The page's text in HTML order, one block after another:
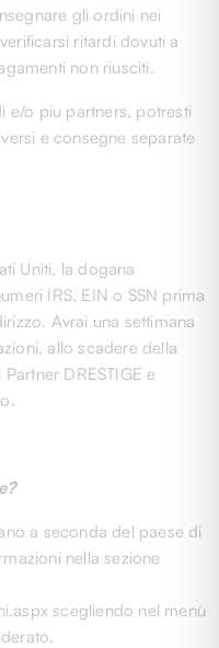
gli ordini nei
ritardi dovuti a
non riusciti.
e/o piu partners, potresti
e consegne separate
Uniti, la dogana
IRS, EIN o SSN prima
Avrai una settimana
allo scadere della
DRESTIGE e
a seconda del paese di
nella sezione
scegliendo nel menù